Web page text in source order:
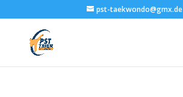
pst-taekwondo@gmx.de